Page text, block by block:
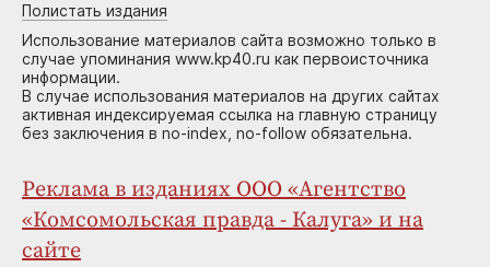
Полистать издания
Использование материалов сайта возможно только в
случае упоминания www.kp40.ru как первоисточника
информации.
В случае использования материалов на других сайтах
активная индексируемая ссылка на главную страницу
без заключения в no-index, no-follow обязательна.
Реклама в изданиях ООО «Агентство
«Комсомольская правда - Калуга» и на
сайте